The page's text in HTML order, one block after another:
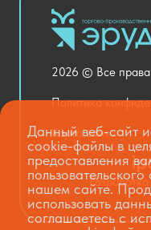
Оснащение
Медицинский
Национальные
2026 © Все
Политика
Карта сайта
Данный веб-сайт
cookie-файлы в
предоставления
нашем сайте.
использовать
соглашаетесь с